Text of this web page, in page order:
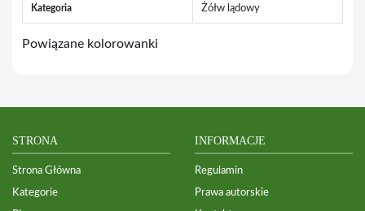
Kategoria Żółw lądowy
Powiązane kolorowanki
STRONA
Strona Główna
Kategorie
INFORMACJE
Regulamin
Prawa autorskie